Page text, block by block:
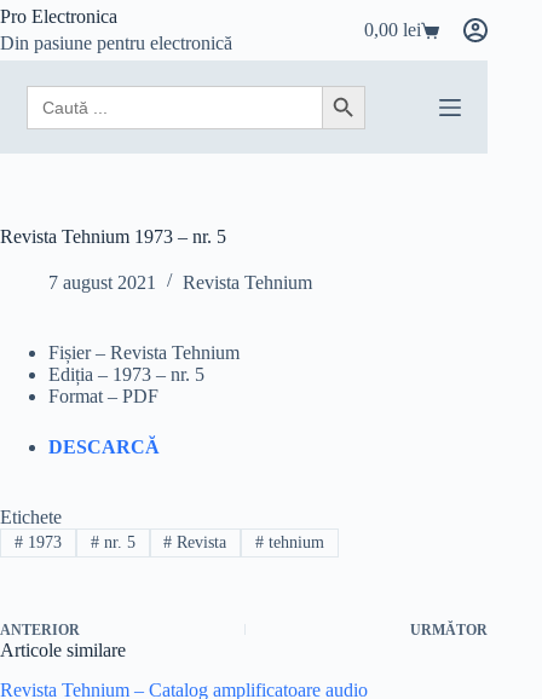
Sari
conținut
Pro Electronica
Din pasiune pentru electronică
Coș
de
cumpărături
0,00lei
Search
for:
Search Button
Revista Tehnium 1973 – nr. 5
7 august 2021 Revista Tehnium
Fișier – Revista Tehnium
Ediția – 1973 – nr. 5
Format – PDF
DESCARCĂ
Etichete
#1973 #nr. 5 # Revista # tehnium
ANTERIOR URMĂTOR
Articole similare
Revista Tehnium – Catalog amplificatoare audio